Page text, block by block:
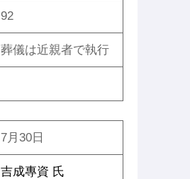
92
葬儀は近親者で執行
7月30日
吉成專資 氏